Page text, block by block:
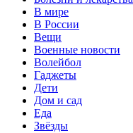
В мире
В России
Вещи
Военные новости
Волейбол
Гаджеты
Дети
Дом и сад
Еда
Звёзды